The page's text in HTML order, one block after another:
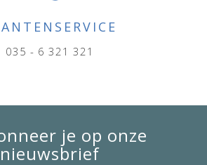
035 - 6 321 321
je op onze
nieuwsbrief